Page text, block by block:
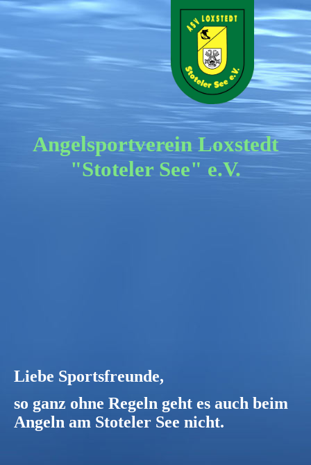
Angelsportverein Loxstedt
"Stoteler See" e.V.
Liebe Sportsfreunde,
so ganz ohne Regeln geht es auch beim
Angeln am Stoteler See nicht.